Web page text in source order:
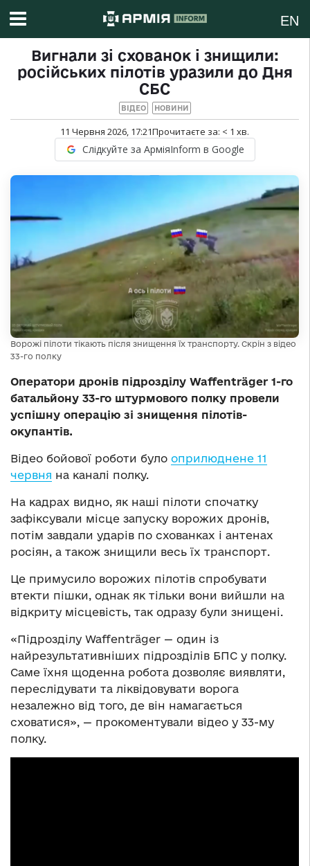
EN
Вигнали зі схованок і знищили:
російських пілотів уразили до Дня
СБС
ВІДЕО НОВИНИ
11 Червня 2026, 17:21Прочитаєте за: < 1 хв.
Слідкуйте за АрміяInform в Google
Ворожі пілоти тікають після знищення їх транспорту. Скрін з відео
33-го полку
Оператори дронів підрозділу Waffenträger 1-го
батальйону 33-го штурмового полку провели
успішну операцію зі знищення пілотів-
окупантів.
Відео бойової роботи було оприлюднене 11
червня на каналі полку.
На кадрах видно, як наші пілоти спочатку
зафіксували місце запуску ворожих дронів,
потім завдали ударів по схованках і антенах
росіян, а також знищили весь їх транспорт.
Це примусило ворожих пілотів спробувати
втекти пішки, однак як тільки вони вийшли на
відкриту місцевість, так одразу були знищені.
«Підрозділу Waffenträger — один із
найрезультативніших підрозділів БПС у полку.
Саме їхня щоденна робота дозволяє виявляти,
переслідувати та ліквідовувати ворога
незалежно від того, де він намагається
сховатися», — прокоментували відео у 33-му
полку.